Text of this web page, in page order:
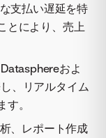
支払い遅延を特
とにより、売上
およ
、リアルタイム
。
、レポート作成